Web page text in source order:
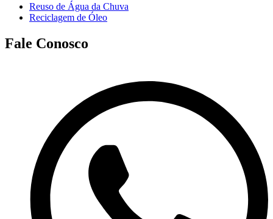
Reuso de Água da Chuva
Reciclagem de Óleo
Fale Conosco